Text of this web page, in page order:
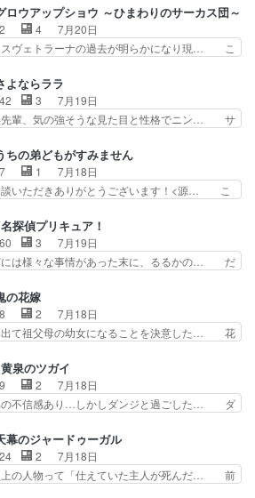
空野の億劫さがリアルだ… かけると小春、二
緒に過ごす時間が描… ヒロインの目が不自
ら音を大切にして…
人公の漫画がアニメになったらし… 壮絶だっ
分で2時間の映画のように… すべての表現
タリと揃った傑作本当に素… たまに現れて謎
ドバイスをしてくれるお… 可愛いキャラデザ
まる。更に父から… 再び鬼夜叉を導く、素
の彼の名前を知… 恵まれた身分に甘え、修
るキャラは苦…
ロウアップショウ ～ひまわりのサーカス団～
4
7月20日
スヴェトラーナの過去が明らかになり現… こ
市付近が舞台なのか～現地にも出… 前回に
き、今回もおぱんつであります… キャラク
が可愛いのはもちろん、ストー… 皇ではなく
わりを蔑ろにして皇に乗り換… 傷跡なんか、
り見どころがない。1… いや～、めちゃく
もしろいね。瑞佳は… キャラデザが映える
論だけど脚本に歩…
よならララ
3
7月19日
先輩、気の強そうな見た目と性格でニン… サ
からユリ確定！＼(^o^)／ラ… プロローグ
話、２話からの浮世離れし… 茉里のボクシ
にかける真摯さ格好良かっ… 今回はゲストが
！ワンピースの作画さん… あほって言う茉里
失い、アウェーの… ３話の地味に好きポイ
、冒頭でララが… ボクシング部部員たちの
公開！辻さん…
ちの弟どもがすみません
1
7月18日
談いただきありがとうございます！<源… こ
頑張り過ぎてテストの結果が酷く… 糸ちゃ
くん、類くんのお買い物シーン… ３話にし
う普通に物語が楽しみになっち… 類くんの将
夢が微笑ましいまだまだ甘え… 前髪ぱっつん
ようになってからの話… 最後の「かわい
の破壊力よ…あれは成田… 糸と4人の弟の関
がどう変化していく…
探偵プリキュア！
3
7月19日
には様々な事情があった末に、るるかの… だ
編の始まり、エリザさんの回で「… 「マジ
言えば同時上映の「公タロウ」… キュアエ
ールはやっぱりくれあだったか… エクレール
だ編、遂に答え合わせの時だ… これで自分も
ない日常※もっと密着… LIMITかも知れな
ュアエクレール… ・解決編、完全に前4話
きさせるスタ…
の花嫁
2
7月18日
出て祖父母の幼女になることを決意した… 花
ころが多すぎてある意味おもしろ… 胸が凄
ッっとしたずっと苦痛を伴って… 祖父母に
心があってよかった。それにし… 柚子が家族
別する回柚子を傷つけた瑶太… 今期のアニメ
や祖母の語る玲夜の眼… 常に言ってるけ
ブコメの主役にも魅力… 家族にずっと理不
げられ、我慢を強い…
泉のツガイ
2
7月18日
の不信感あり…しかしダンジと過ごした… ダ
思い出を振り返るユルの表情が本… それぞ
惑が複雑に絡み合い、物語がさ… ユルは一
なりたいのに、犬がそっと寄り… ダンジが
は側にいる」と言ってくれた幼… 偽りだけで
幕のジャードゥーガル
2
7月18日
上の人物って「仕えていた主人が死んだ… 前